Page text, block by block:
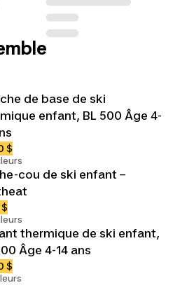
de base de ski
enfant, BL 500 Âge 4-
$
cou de ski enfant –
thermique de ski enfant,
Âge 4-14 ans
$